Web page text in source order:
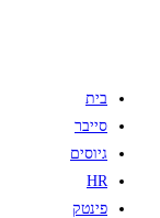
בית
סייבר
גיוסים
HR
פינטק